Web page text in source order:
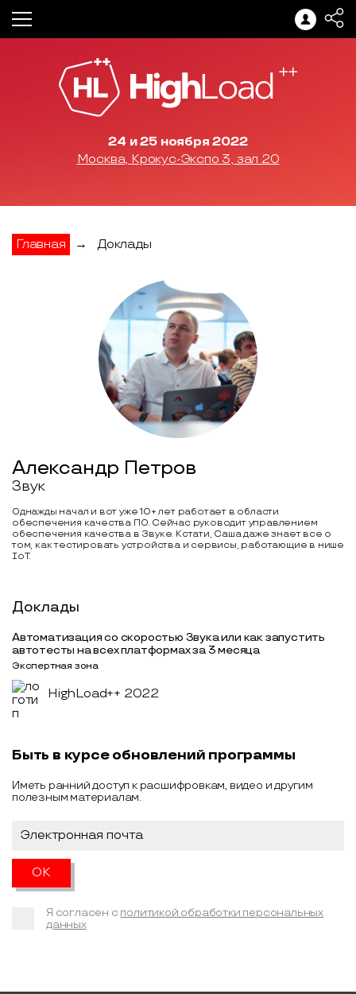
24 и 25 ноября 2022
Москва, Крокус-Экспо 3, зал 20
Главная → Доклады
Александр Петров
Звук
Однажды начал и вот уже 10+ лет работает в области
обеспечения качества ПО. Сейчас руководит управлением
обеспечения качества в Звуке. Кстати, Саша даже знает все о
том, как тестировать устройства и сервисы, работающие в нише
IoT.
Доклады
Автоматизация со скоростью Звука или как запустить
автотесты на всех платформах за 3 месяца
Экспертная зона
HighLoad++ 2022
Быть в курсе обновлений программы
Иметь ранний доступ к расшифровкам, видео и другим
полезным материалам.
Я согласен с политикой обработки персональных
данных